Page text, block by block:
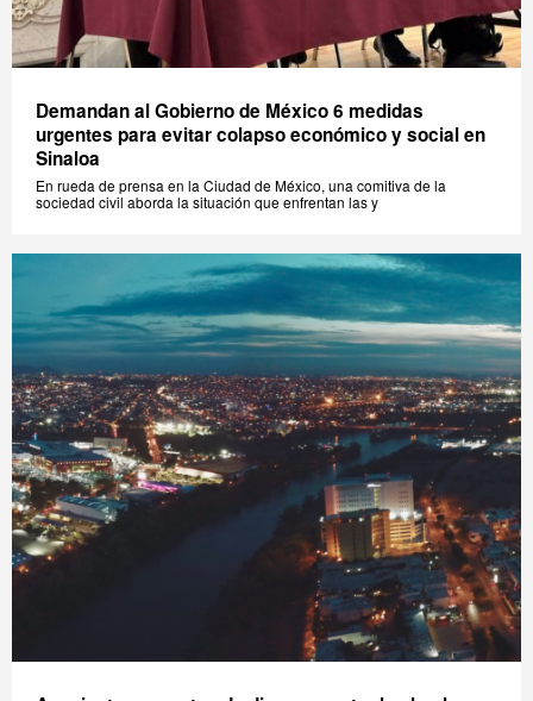
Demandan al Gobierno de México 6 medidas
urgentes para evitar colapso económico y social en
Sinaloa
En rueda de prensa en la Ciudad de México, una comitiva de la
sociedad civil aborda la situación que enfrentan las y